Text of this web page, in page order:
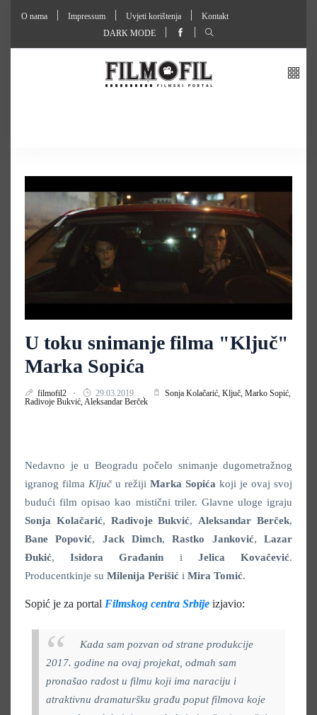
O nama Impressum Uvjeti korištenja
Kontakt
DARK MODE
U toku snimanje filma "Ključ"
Marka Sopića
filmofil2 29.03.2019. Sonja Kolačarić, Ključ, Marko Sopić,
Radivoje Bukvić,Aleksandar Berček
Nedavno je u Beogradu počelo snimanje dugometražnog
igranog filma Ključ u režiji Marka Sopića koji je ovaj svoj
budući film opisao kao mistični triler. Glavne uloge igraju
Sonja Kolačarić, Radivoje Bukvić, Aleksandar Berček,
Bane Popović, Jack Dimch,Rastko Janković,Lazar
Đukić,Isidora Građanin i Jelica Kovačević.
Producentkinje su Milenija Perišić i Mira Tomić.
Sopić je za portal Filmskog centra Srbije izjavio:
Kada sam pozvan od strane produkcije
2017. godine na ovaj projekat, odmah sam
pronašao radost u filmu koji ima naraciju i
atraktivnu dramaturšku građu poput filmova koje